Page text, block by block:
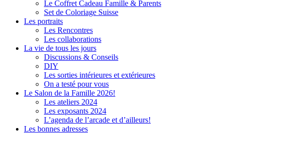
Le Coffret Cadeau Famille & Parents
Set de Coloriage Suisse
Les portraits
Les Rencontres
Les collaborations
La vie de tous les jours
Discussions & Conseils
DIY
Les sorties intérieures et extérieures
On a testé pour vous
Le Salon de la Famille 2026!
Les ateliers 2024
Les exposants 2024
L’agenda de l’arcade et d’ailleurs!
Les bonnes adresses